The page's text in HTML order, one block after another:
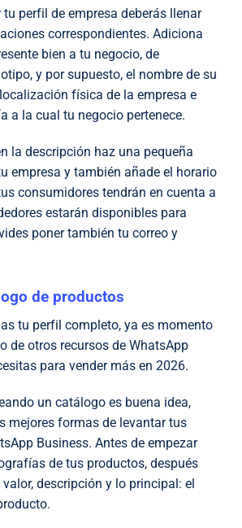
tu perfil de empresa deberás llenar
correspondientes. Adiciona
bien a tu negocio, de
y por supuesto, el nombre de su
física de la empresa e
a la cual tu negocio pertenece.
la descripción haz una pequeña
empresa y también añade el horario
consumidores tendrán en cuenta a
estarán disponibles para
poner también tu correo y
de productos
tu perfil completo, ya es momento
de otros recursos de WhatsApp
para vender más en 2026.
un catálogo es buena idea,
mejores formas de levantar tus
Business. Antes de empezar
de tus productos, después
descripción y lo principal: el